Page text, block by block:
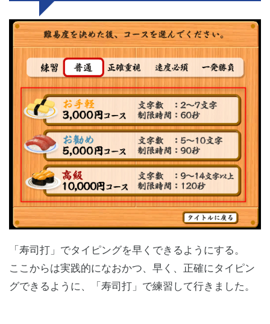
「寿司打」でタイピングを早くできるようにする。
ここからは実践的になおかつ、早く、正確にタイピン
グできるように、「寿司打」で練習して行きました。